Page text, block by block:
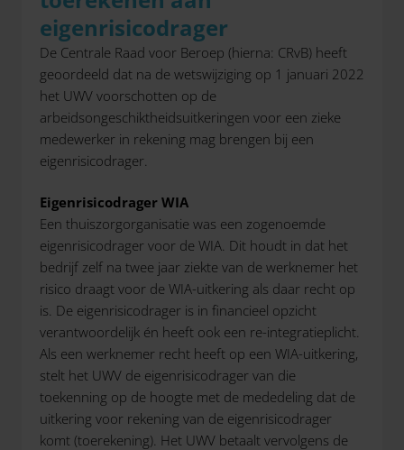
eigenrisicodrager
De Centrale Raad voor Beroep (hierna: CRvB) heeft
geoordeeld dat na de wetswijziging op 1 januari 2022
het UWV voorschotten op de
arbeidsongeschiktheidsuitkeringen voor een zieke
medewerker in rekening mag brengen bij een
eigenrisicodrager.
Eigenrisicodrager WIA
Een thuiszorgorganisatie was een zogenoemde
eigenrisicodrager voor de WIA. Dit houdt in dat het
bedrijf zelf na twee jaar ziekte van de werknemer het
risico draagt voor de WIA-uitkering als daar recht op
is. De eigenrisicodrager is in financieel opzicht
verantwoordelijk én heeft ook een re-integratieplicht.
Als een werknemer recht heeft op een WIA-uitkering,
stelt het UWV de eigenrisicodrager van die
toekenning op de hoogte met de mededeling dat de
uitkering voor rekening van de eigenrisicodrager
komt (toerekening). Het UWV betaalt vervolgens de